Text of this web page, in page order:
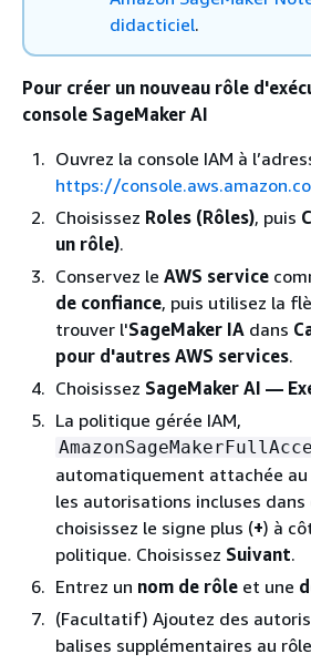
didacticiel.
Pour créer un nouveau rôle
console SageMaker AI
Ouvrez la console IAM à
https://
Choisissez Roles (Rôles), puis
un rôle).
Conservez le AWS service
de confiance, puis utilisez la
trouver l'SageMaker IA dans
pour d'autres AWS services.
Choisissez SageMaker AI —
La politique gérée IAM,
automatiquement attachée au
les autorisations incluses
choisissez le signe plus (+) à
politique. Choisissez Suivant.
Entrez un nom de rôle et une
(Facultatif) Ajoutez des
balises supplémentaires au